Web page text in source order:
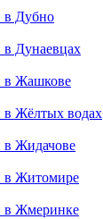
в Дубно
в Дунаевцах
в Жашкове
в Жёлтых водах
в Жидачове
в Житомире
в Жмеринке